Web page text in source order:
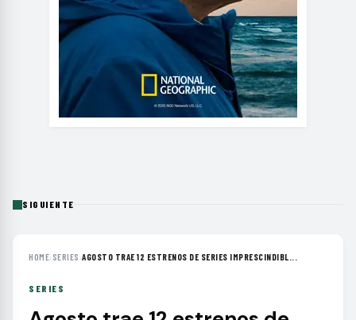
SIGUIENTE
HOME› SERIES ›AGOSTO TRAE 12 ESTRENOS DE SERIES IMPRESCINDIBL...
SERIES